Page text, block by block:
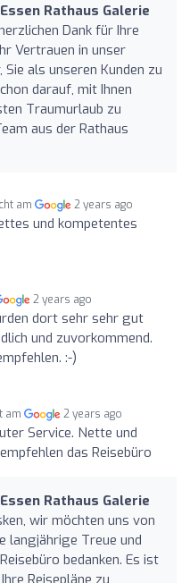
Rathaus Galerie
Dank für Ihre
Vertrauen in unser
Sie als unseren Kunden zu
darauf, mit Ihnen
Traumurlaub zu
aus der Rathaus
am 2 years ago
und kompetentes
2 years ago
dort sehr sehr gut
und zuvorkommend.
:-)
am 2 years ago
Service. Nette und
das Reisebüro
Rathaus Galerie
wir möchten uns von
langjährige Treue und
bedanken. Es ist
Reisepläne zu